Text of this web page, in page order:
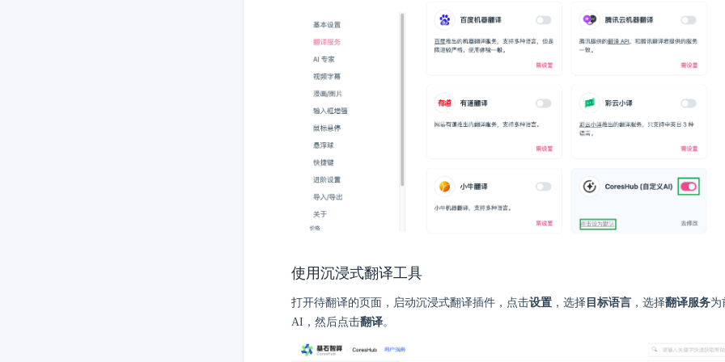
使用沉浸式翻译工具
打开待翻译的页面，启动沉浸式翻译插件，点击设置 ，选择 目标语言 ，选择翻译服务为
AI，然后点击翻译。